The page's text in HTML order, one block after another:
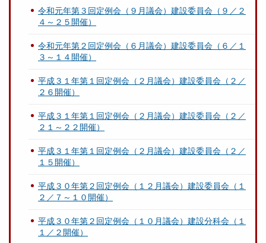
令和元年第３回定例会（９月議会）建設委員会（９／２
４～２５開催）
令和元年第２回定例会（６月議会）建設委員会（６／１
３～１４開催）
平成３１年第１回定例会（２月議会）建設委員会（２／
２６開催）
平成３１年第１回定例会（２月議会）建設委員会（２／
２１～２２開催）
平成３１年第１回定例会（２月議会）建設委員会（２／
１５開催）
平成３０年第２回定例会（１２月議会）建設委員会（１
２／７～１０開催）
平成３０年第２回定例会（１０月議会）建設分科会（１
１／２開催）